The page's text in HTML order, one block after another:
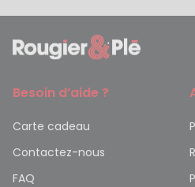
Besoin d’aide ?
Carte cadeau
Contactez-nous
FAQ